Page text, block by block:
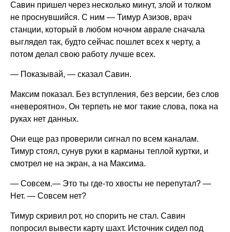
Савин пришел через несколько минут, злой и толком
не проснувшийся. С ним — Тимур Азизов, врач
станции, который в любом ночном аврале сначала
выглядел так, будто сейчас пошлет всех к черту, а
потом делал свою работу лучше всех.
— Показывай, — сказал Савин.
Максим показал. Без вступления, без версии, без слов
«невероятно». Он терпеть не мог такие слова, пока на
руках нет данных.
Они еще раз проверили сигнал по всем каналам.
Тимур стоял, сунув руки в карманы теплой куртки, и
смотрел не на экран, а на Максима.
— Совсем.— Это ты где-то хвосты не перепутал? —
Нет. — Совсем нет?
Тимур скривил рот, но спорить не стал. Савин
попросил вывести карту шахт. Источник сидел под